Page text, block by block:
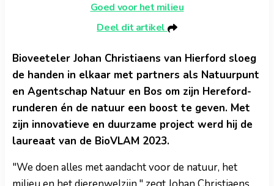
Goed voor het milieu
Deel dit artikel
Bioveeteler Johan Christiaens van Hierford sloeg
de handen in elkaar met partners als Natuurpunt
en Agentschap Natuur en Bos om zijn Hereford-
runderen én de natuur een boost te geven. Met
zijn innovatieve en duurzame project werd hij de
laureaat van de BioVLAM 2023.
"We doen alles met aandacht voor de natuur, het